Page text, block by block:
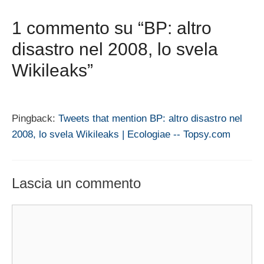
1 commento su “BP: altro
disastro nel 2008, lo svela
Wikileaks”
Pingback: Tweets that mention BP: altro disastro nel
2008, lo svela Wikileaks | Ecologiae -- Topsy.com
Lascia un commento